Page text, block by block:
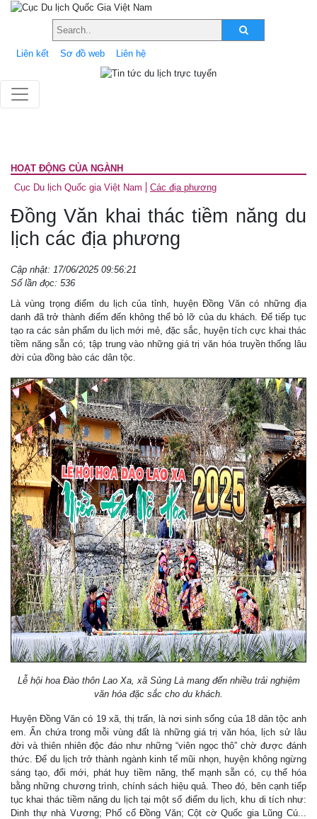
Liên kết Sơ đồ web Liên hệ
HOẠT ĐỘNG CỦA NGÀNH
Cục Du lịch Quốc gia Việt Nam
Các địa phương
Đồng Văn khai thác tiềm năng du
lịch các địa phương
Cập nhật: 17/06/2025 09:56:21
Số lần đọc: 536
Là vùng trọng điểm du lịch của tỉnh, huyện Đồng Văn có những địa
danh đã trở thành điểm đến không thể bỏ lỡ của du khách. Để tiếp tục
tạo ra các sản phẩm du lịch mới mẻ, đặc sắc, huyện tích cực khai thác
tiềm năng sẵn có; tập trung vào những giá trị văn hóa truyền thống lâu
đời của đồng bào các dân tộc.
Lễ hội hoa Đào thôn Lao Xa, xã Sủng Là mang đến nhiều trải nghiệm
văn hóa đặc sắc cho du khách.
Huyện Đồng Văn có 19 xã, thị trấn, là nơi sinh sống của 18 dân tộc anh
em. Ẩn chứa trong mỗi vùng đất là những giá trị văn hóa, lịch sử lâu
đời và thiên nhiên độc đáo như những “viên ngọc thô” chờ được đánh
thức. Để du lịch trở thành ngành kinh tế mũi nhọn, huyện không ngừng
sáng tạo, đổi mới, phát huy tiềm năng, thế mạnh sẵn có, cụ thể hóa
bằng những chương trình, chính sách hiệu quả. Theo đó, bên cạnh tiếp
tục khai thác tiềm năng du lịch tại một số điểm du lịch, khu di tích như:
Dinh thự nhà Vương; Phố cổ Đồng Văn; Cột cờ Quốc gia Lũng Cú...